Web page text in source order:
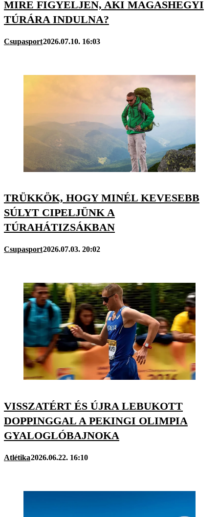
MIRE FIGYELJEN, AKI MAGASHEGYI
TÚRÁRA INDULNA?
Csupasport2026.07.10. 16:03
TRÜKKÖK, HOGY MINÉL KEVESEBB
SÚLYT CIPELJÜNK A
TÚRAHÁTIZSÁKBAN
Csupasport2026.07.03. 20:02
VISSZATÉRT ÉS ÚJRA LEBUKOTT
DOPPINGGAL A PEKINGI OLIMPIA
GYALOGLÓBAJNOKA
Atlétika2026.06.22. 16:10